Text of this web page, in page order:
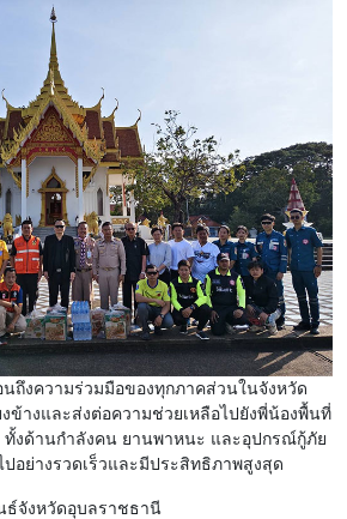
ถึงความร่วมมือของทุกภาคส่วนในจังหวัด
ข้างและส่งต่อความช่วยเหลือไปยังพี่น้องพื้นที่
ทั้งด้านกำลังคน ยานพาหนะ และอุปกรณ์กู้ภัย
ปอย่างรวดเร็วและมีประสิทธิภาพสูงสุด
จังหวัดอุบลราชธานี